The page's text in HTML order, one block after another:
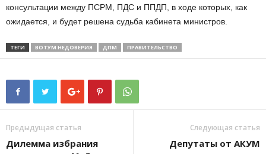
консультации между ПСРМ, ПДС и ППДП, в ходе которых, как
ожидается, и будет решена судьба кабинета министров.
ТЕГИ ВОТУМ НЕДОВЕРИЯ ДПМ ПРАВИТЕЛЬСТВО
Предыдущая статья
Дилемма избрания
Следующая статья
Депутаты от АКУМ